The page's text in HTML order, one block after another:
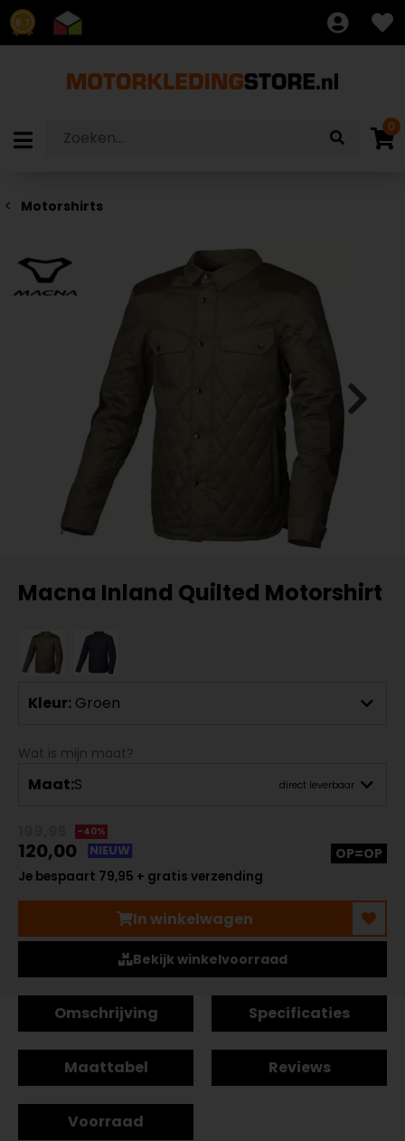
8.7
0
Motorshirts
Macna Inland Quilted Motorshirt
Kleur: Groen
Wat is mijn maat?
Maat:S direct leverbaar
-40%
120,00
NIEUW
Je bespaart 79,95 + gratis verzending
OP=OP
In winkelwagen
Bekijk winkelvoorraad
Omschrijving Specificaties
Maattabel Reviews
Voorraad